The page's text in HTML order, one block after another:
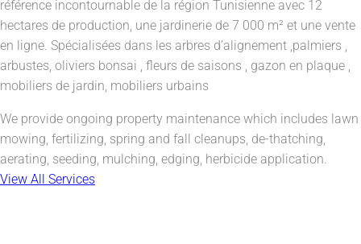
référence incontournable de la région Tunisienne avec 12
hectares de production, une jardinerie de 7 000 m² et une vente
en ligne. Spécialisées dans les arbres d’alignement ,palmiers ,
arbustes, oliviers bonsai , fleurs de saisons , gazon en plaque ,
mobiliers de jardin, mobiliers urbains
We provide ongoing property maintenance which includes lawn
mowing, fertilizing, spring and fall cleanups, de-thatching,
aerating, seeding, mulching, edging, herbicide application.
View All Services